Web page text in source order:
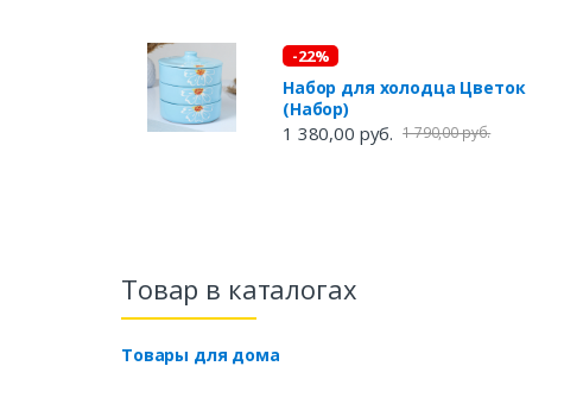
-22%
Набор для холодца Цветок
(Набор)
1 380,00 руб. 1 790,00 руб.
Товар в каталогах
Товары для дома